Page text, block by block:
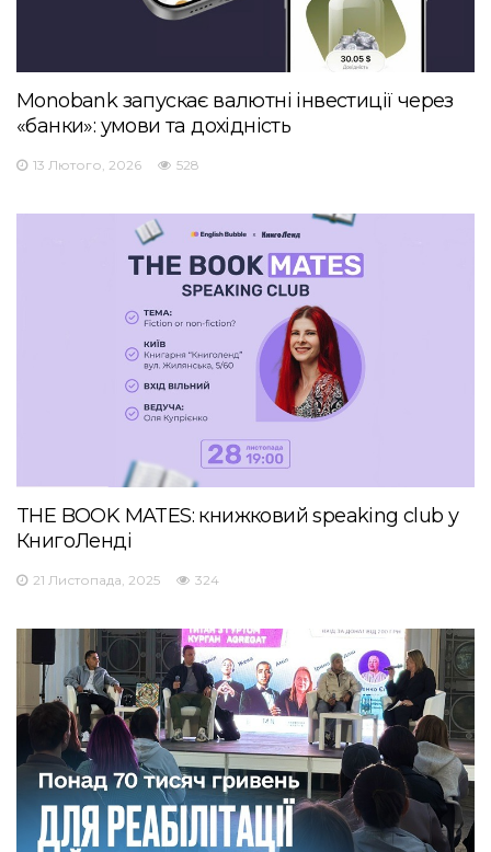
Monobank запускає валютні інвестиції через
«банки»: умови та дохідність
13 Лютого, 2026 528
THE BOOK MATES: книжковий speaking club у
КнигоЛенді
21 Листопада, 2025 324